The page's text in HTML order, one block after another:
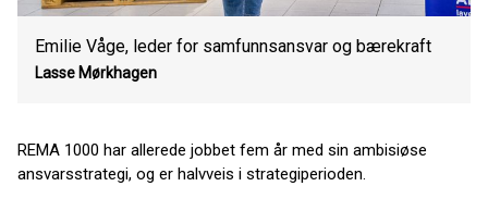
Emilie Våge, leder for samfunnsansvar og bærekraft
Lasse Mørkhagen
REMA 1000 har allerede jobbet fem år med sin ambisiøse
ansvarsstrategi, og er halvveis i strategiperioden.